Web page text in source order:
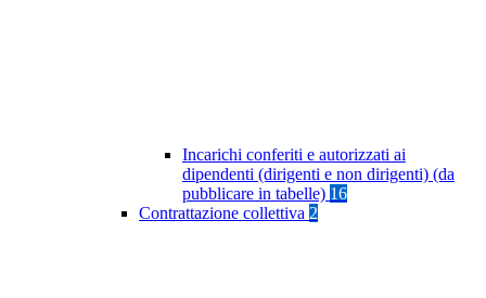
Incarichi conferiti e autorizzati ai
dipendenti (dirigenti e non dirigenti) (da
pubblicare in tabelle) 16
Contrattazione collettiva 2